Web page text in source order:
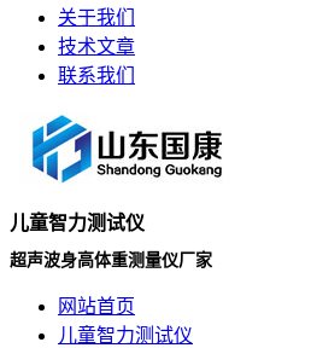
关于我们
技术文章
联系我们
儿童智力测试仪
超声波身高体重测量仪厂家
网站首页
儿童智力测试仪